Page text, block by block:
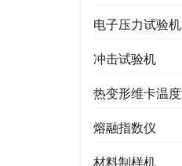
电子压力试验机
冲击试验机
热变形维卡温
熔融指数仪
材料制样机